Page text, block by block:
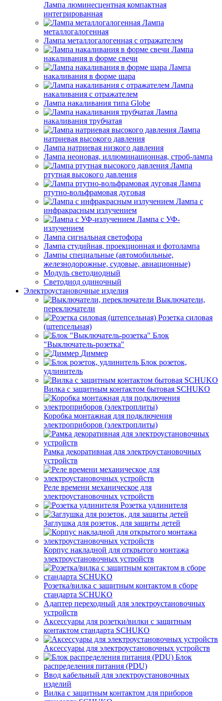
Лампа люминесцентная компактная
интегрированная
Лампа
металлогалогенная
Лампа металлогалогенная с отражателем
Лампа
накаливания в форме свечи
Лампа
накаливания в форме шара
Лампа
накаливания с отражателем
Лампа накаливания типа Globe
Лампа
накаливания трубчатая
Лампа
натриевая высокого давления
Лампа натриевая низкого давления
Лампа неоновая, иллюминационная, строб-лампа
Лампа
ртутная высокого давления
Лампа
ртутно-вольфрамовая дуговая
Лампа с
инфракрасным излучением
Лампа с УФ-
излучением
Лампа сигнальная светофора
Лампа студийная, проекционная и фотолампа
Лампы специальные (автомобильные,
железнодорожные, судовые, авиационные)
Модуль светодиодный
Светодиод одиночный
Электроустановочные изделия
Выключатели,
переключатели
Розетка силовая
(штепсельная)
Блок
"Выключатель-розетка"
Диммер
Блок розеток,
удлинитель
Вилка с защитным контактом бытовая SCHUKO
Коробка монтажная для подключения
электроприборов (электроплиты)
Рамка декоративная для электроустановочных
устройств
Реле времени механическое для
электроустановочных устройств
Розетка удлинителя
Заглушка для розеток, для защиты детей
Корпус накладной для открытого монтажа
электроустановочных устройств
Розетка/вилка с защитным контактом в сборе
стандарта SCHUKO
Адаптер переходный для электроустановочных
устройств
Аксессуары для розетки/вилки с защитным
контактом стандарта SCHUKO
Аксессуары для электроустановочных устройств
Блок
распределения питания (PDU)
Ввод кабельный для электроустановочных
изделий
Вилка с защитным контактом для приборов